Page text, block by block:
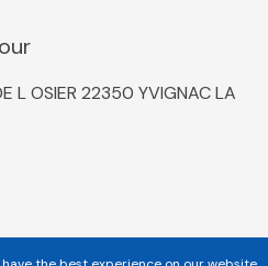
L OSIER 22350 YVIGNAC LA